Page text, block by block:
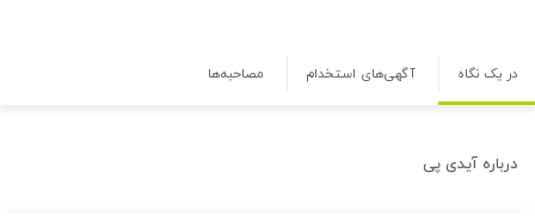
در یک نگاه آگهی‌های استخدام مصاحبه‌ها
درباره آیدی پی